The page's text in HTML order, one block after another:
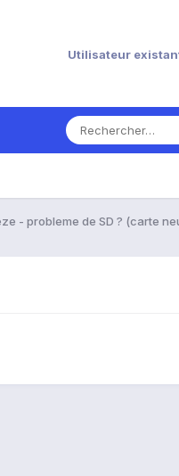
Utilisateur
- probleme de SD ? (carte